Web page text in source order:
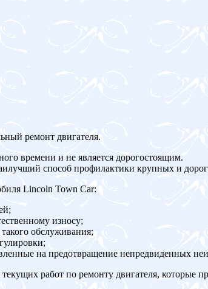
ремонт двигателя.
времени и не является дорогостоящим.
способ профилактики крупных и
Lincoln Town Car:
износу;
обслуживания;
на предотвращение непредвиденных
работ по ремонту двигателя, которые